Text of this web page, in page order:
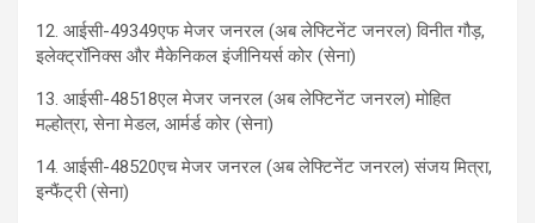
12. आईसी-49349एफ मेजर जनरल (अब लेफ्टिनेंट जनरल) विनीत गौड़,
इलेक्ट्रॉनिक्स और मैकेनिकल इंजीनियर्स कोर (सेना)
13. आईसी-48518एल मेजर जनरल (अब लेफ्टिनेंट जनरल) मोहित
मल्होत्रा, सेना मेडल, आर्मर्ड कोर (सेना)
14. आईसी-48520एच मेजर जनरल (अब लेफ्टिनेंट जनरल) संजय मित्रा,
इन्फैंट्री (सेना)